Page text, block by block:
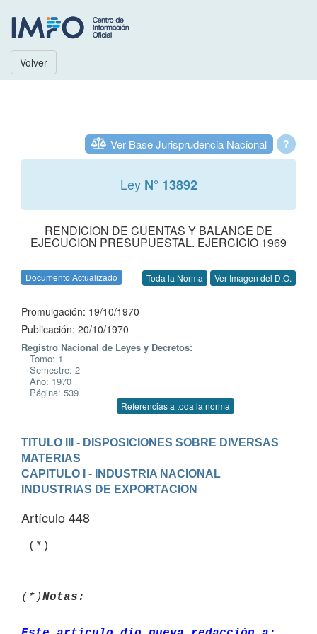
Volver
?
Ver Base Jurisprudencia Nacional
Ley N° 13892
RENDICION DE CUENTAS Y BALANCE DE
EJECUCION PRESUPUESTAL. EJERCICIO 1969
Documento Actualizado Toda la Norma Ver Imagen del D.O.
Promulgación: 19/10/1970
Publicación: 20/10/1970
Registro Nacional de Leyes y Decretos:
Tomo: 1
Semestre: 2
Año: 1970
Página: 539
Referencias a toda la norma
TITULO III - DISPOSICIONES SOBRE DIVERSAS
MATERIAS
CAPITULO I - INDUSTRIA NACIONAL
INDUSTRIAS DE EXPORTACION
Artículo 448
(*)
(*)Notas: